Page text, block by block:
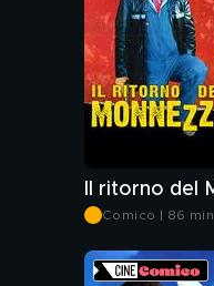
Comico | 86 min